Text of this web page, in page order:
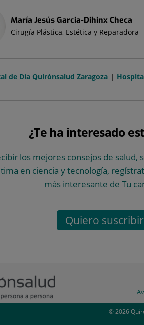
María Jesús Garcia-Dihinx Checa
Cirugía Plástica, Estética y Reparadora
de Día Quirónsalud Zaragoza
¿Te ha interesado
los mejores consejos de salud,
en ciencia y tecnología,
más interesante de Tu
Quiero
© 2026